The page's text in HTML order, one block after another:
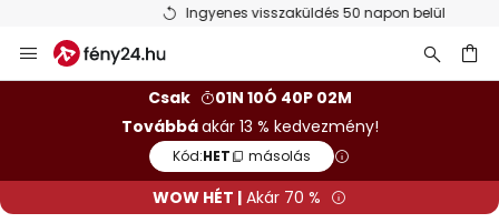
Ingyenes visszaküldés 50 napon belül
Ugrás
a
Csak
01N 10Ó 40P 02M
Továbbáakár 13 % kedvezmény!
Kód:HET másolás
WOW HÉT | Akár 70 %